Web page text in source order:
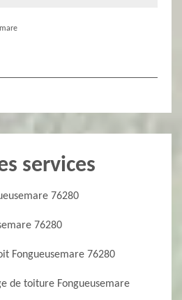
services
76280
76280
Fongueusemare 76280
de toiture Fongueusemare